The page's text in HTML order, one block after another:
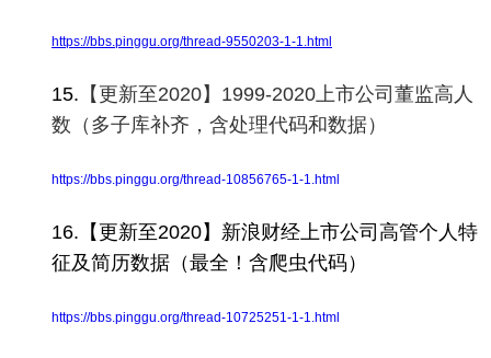
https://bbs.pinggu.org/thread-9550203-1-1.html
15. 【更新至2020】1999-2020上市公司董监高人
数（多子库补齐，含处理代码和数据）
https://bbs.pinggu.org/thread-10856765-1-1.html
16.【更新至2020】新浪财经上市公司高管个人特
征及简历数据（最全！含爬虫代码）
https://bbs.pinggu.org/thread-10725251-1-1.html